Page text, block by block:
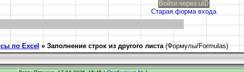
Войти через uID
Старая форма входа
по Excel » Заполнение строк из другого листа (Формулы/Formulas)